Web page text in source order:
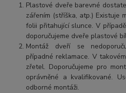
Plastové dveře barevné
zářením (stříška, atp.) Existuje
folii přitahující slunce. V
doporučujeme dveře plastové
Montáž dveří se
případné reklamace. V
zřetel. Doporučujeme pro
oprávněné a kvalifikované.
odborné montáži.